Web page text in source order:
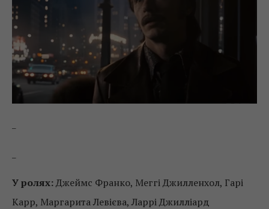
У ролях:Джеймс Франко, Меггі Джилленхол, Гарі
Карр, Маргарита Левієва, Ларрі Джилліард